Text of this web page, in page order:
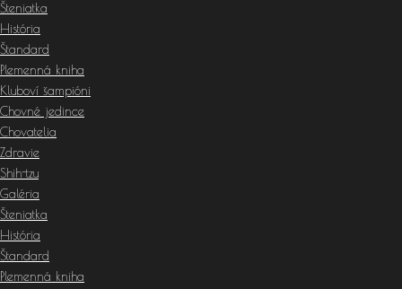
Šteniatka
História
Štandard
Plemenná kniha
Kluboví šampióni
Chovné jedince
Chovatelia
Zdravie
Shih-tzu
Galéria
Šteniatka
História
Štandard
Plemenná kniha